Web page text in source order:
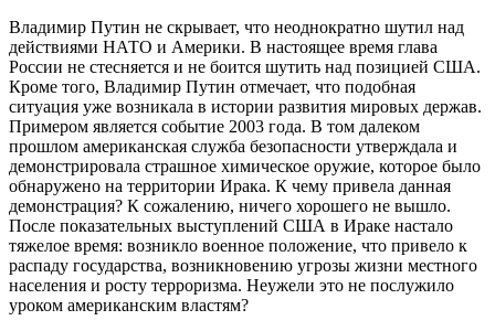
Владимир Путин не скрывает, что неоднократно шутил над
действиями НАТО и Америки. В настоящее время глава
России не стесняется и не боится шутить над позицией США.
Кроме того, Владимир Путин отмечает, что подобная
ситуация уже возникала в истории развития мировых держав.
Примером является событие 2003 года. В том далеком
прошлом американская служба безопасности утверждала и
демонстрировала страшное химическое оружие, которое было
обнаружено на территории Ирака. К чему привела данная
демонстрация? К сожалению, ничего хорошего не вышло.
После показательных выступлений США в Ираке настало
тяжелое время: возникло военное положение, что привело к
распаду государства, возникновению угрозы жизни местного
населения и росту терроризма. Неужели это не послужило
уроком американским властям?